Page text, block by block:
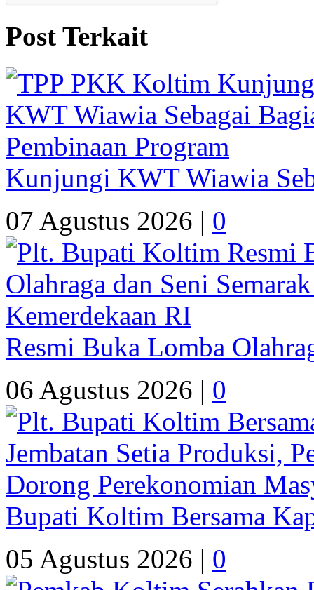
Post Terkait
Kunjungi KWT Wiawia
07 Agustus 2026 | 0
Resmi Buka Lomba
06 Agustus 2026 | 0
Bupati Koltim Bersama
05 Agustus 2026 | 0